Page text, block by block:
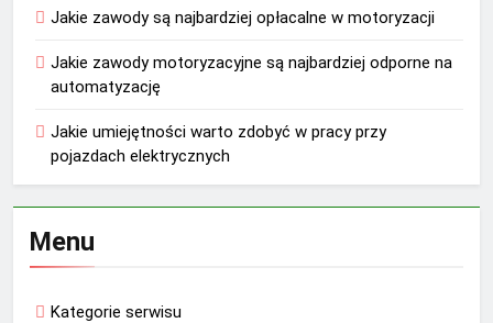
Jakie zawody są najbardziej opłacalne w motoryzacji
Jakie zawody motoryzacyjne są najbardziej odporne na
automatyzację
Jakie umiejętności warto zdobyć w pracy przy
pojazdach elektrycznych
Menu
Kategorie serwisu